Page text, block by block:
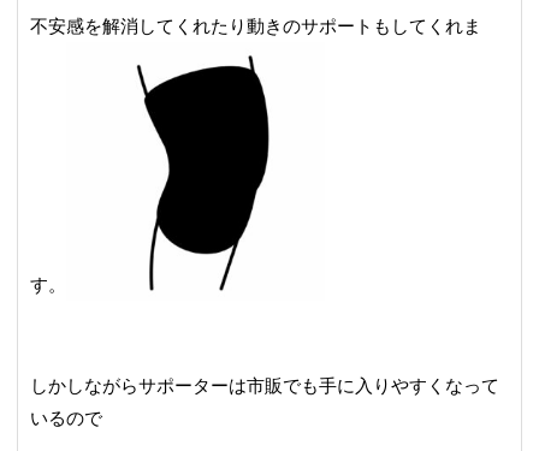
不安感を解消してくれたり動きのサポートもしてくれま
す。
しかしながらサポーターは市販でも手に入りやすくなって
いるので